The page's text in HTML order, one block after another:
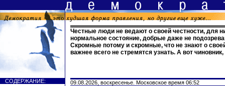
Честные люди не ведают о своей честности, для
нормальное состояние, добрые даже не
Скромные потому и скромные, что не знают о
важнее всего не стремятся узнать. А вот
СОДЕРЖАНИЕ:
09.08.2026, воскресенье. Московское время 06:52